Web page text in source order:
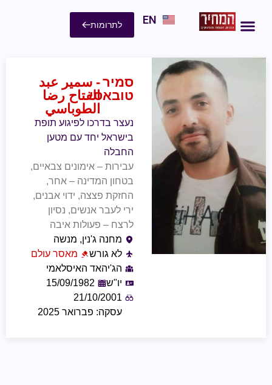
EN לתרומות
סמיר
טובאסי
- سمير عبد
الفتاح رضا
الطوباسي
נעצר בדרכו לפיגוע תופת
בישראל יחד עם מטען
החבלה
עבירות – אימונים צבאיים,
בטחון המדינה – אחר,
החזקת פצצה, ידוי אבנים,
ירי לעבר אנשים, נסיון
לרצח – פעולות איבה
מחנה ג'נין, מנשה
לא גורש
מאסר עולם
הג'יהאד האיסלאמי
יו"ש
15/09/1982
21/10/2001
עסקה: פברואר 2025